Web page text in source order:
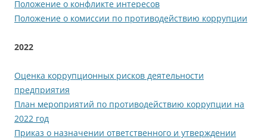
Положение о конфликте интересов
Положение о комиссии по противодействию коррупции
2022
Оценка коррупционных рисков деятельности
предприятия
План мероприятий по противодействию коррупции на
2022 год
Приказ о назначении ответственного и утверждении